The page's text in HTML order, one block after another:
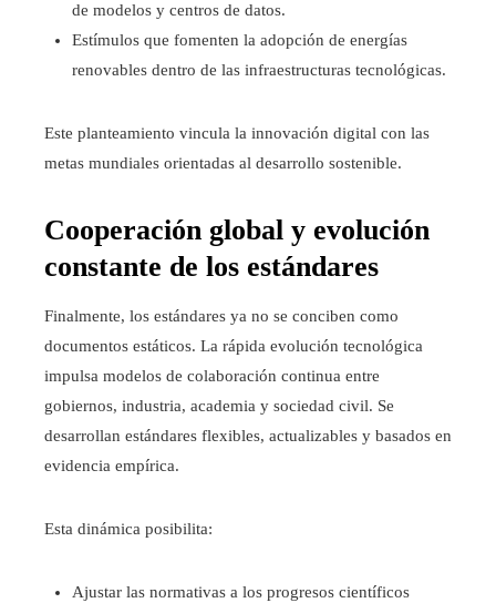
de modelos y centros de datos.
Estímulos que fomenten la adopción de energías
renovables dentro de las infraestructuras tecnológicas.
Este planteamiento vincula la innovación digital con las
metas mundiales orientadas al desarrollo sostenible.
Cooperación global y evolución
constante de los estándares
Finalmente, los estándares ya no se conciben como
documentos estáticos. La rápida evolución tecnológica
impulsa modelos de colaboración continua entre
gobiernos, industria, academia y sociedad civil. Se
desarrollan estándares flexibles, actualizables y basados en
evidencia empírica.
Esta dinámica posibilita:
Ajustar las normativas a los progresos científicos